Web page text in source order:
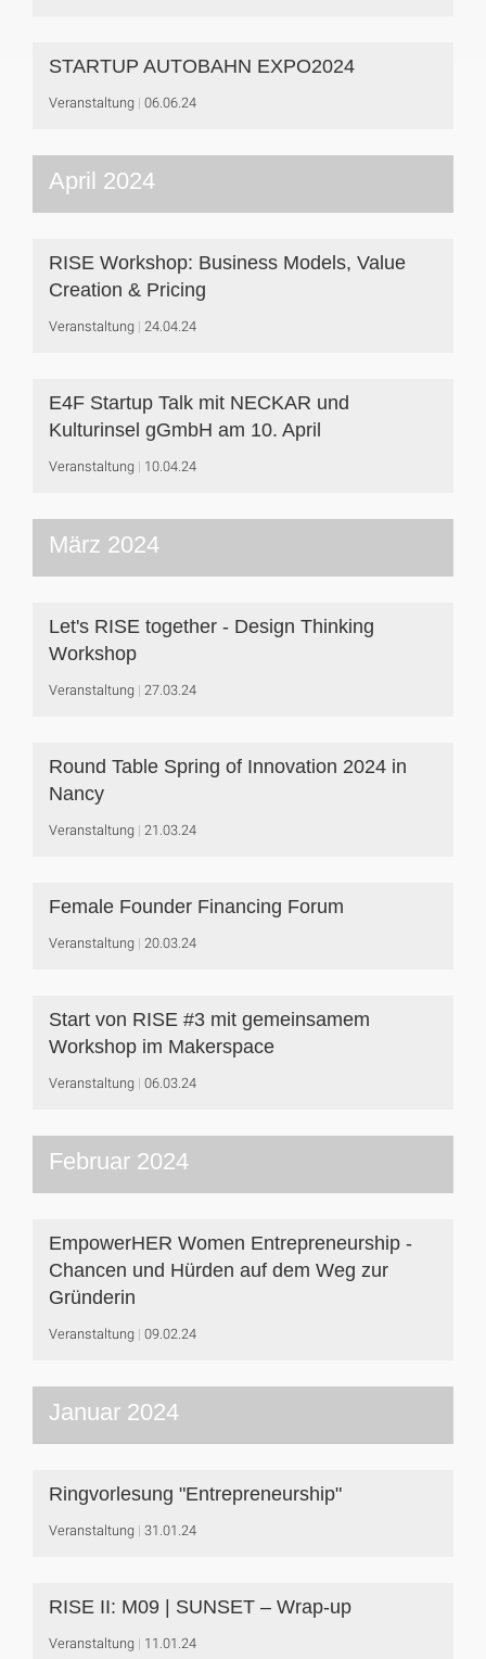
STARTUP AUTOBAHN EXPO2024
Veranstaltung 06.06.24
April 2024
RISE Workshop: Business Models, Value
Creation & Pricing
Veranstaltung 24.04.24
E4F Startup Talk mit NECKAR und
Kulturinsel gGmbH am 10. April
Veranstaltung 10.04.24
März 2024
Let's RISE together - Design Thinking
Workshop
Veranstaltung 27.03.24
Round Table Spring of Innovation 2024 in
Nancy
Veranstaltung 21.03.24
Female Founder Financing Forum
Veranstaltung 20.03.24
Start von RISE #3 mit gemeinsamem
Workshop im Makerspace
Veranstaltung 06.03.24
Februar 2024
EmpowerHER Women Entrepreneurship -
Chancen und Hürden auf dem Weg zur
Gründerin
Veranstaltung 09.02.24
Januar 2024
Ringvorlesung "Entrepreneurship"
Veranstaltung 31.01.24
RISE II: M09 | SUNSET – Wrap-up
Veranstaltung 11.01.24